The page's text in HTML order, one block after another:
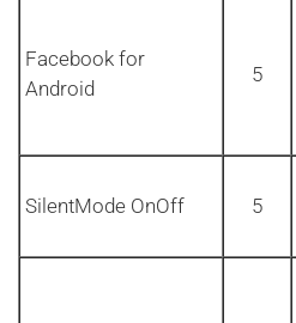
Facebook for
Android
5
SilentMode OnOff 5